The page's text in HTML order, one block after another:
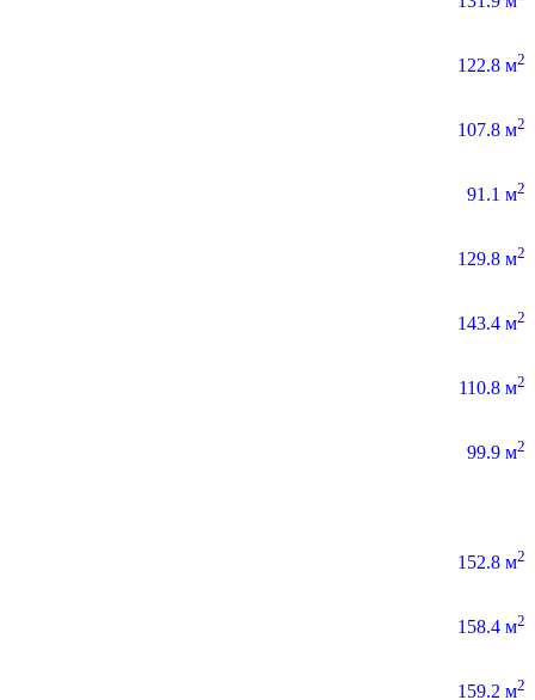
122.8 м2
107.8 м2
91.1 м2
129.8 м2
143.4 м2
110.8 м2
99.9 м2
152.8 м2
158.4 м2
159.2 м2